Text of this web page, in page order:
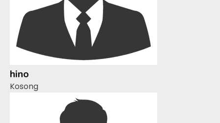
hino
Kosong